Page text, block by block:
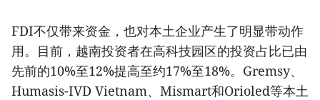
FDI不仅带来资金，也对本土企业产生了明显带动作
用。目前，越南投资者在高科技园区的投资占比已由
先前的10%至12%提高至约17%至18%。Gremsy、
Humasis-IVD Vietnam、Mismart和Orioled等本土